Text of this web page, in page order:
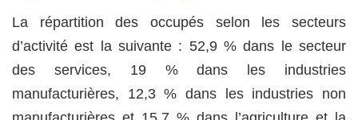
La répartition des occupés selon les secteurs
d’activité est la suivante : 52,9 % dans le secteur
des services, 19 % dans les industries
manufacturières, 12,3 % dans les industries non